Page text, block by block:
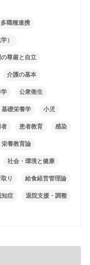
職種連携
）
の尊厳と自立
介護の基本
公衆衛生
基礎栄養学 小児
患者教育 感染
栄養教育論
社会・環境と健康
り 給食経営管理論
知症 退院支援・調整